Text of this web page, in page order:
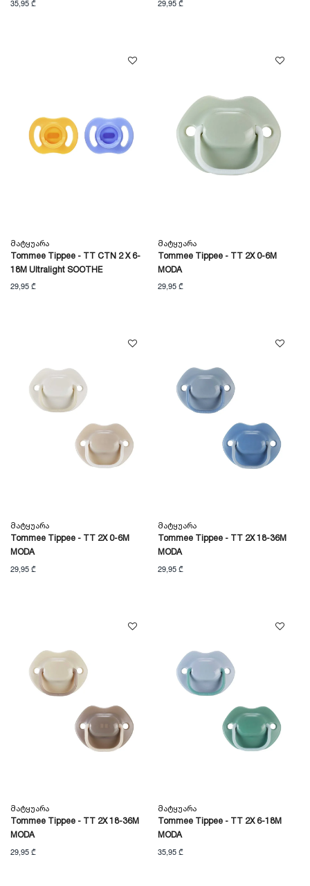
35,95 ₾ 29,95 ₾
Მატყუარა
Tommee Tippee - TT CTN 2 X 6-
18M Ultralight SOOTHE
29,95 ₾
Მატყუარა
Tommee Tippee - TT 2X 0-6M
MODA
29,95 ₾
Მატყუარა
Tommee Tippee - TT 2X 0-6M
MODA
29,95 ₾
Მატყუარა
Tommee Tippee - TT 2X 18-36M
MODA
29,95 ₾
Მატყუარა
Tommee Tippee - TT 2X 18-36M
MODA
29,95 ₾
Მატყუარა
Tommee Tippee - TT 2X 6-18M
MODA
35,95 ₾